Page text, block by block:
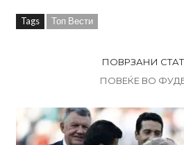
Tags Топ Вести
ПОВРЗАНИ
ПОВЕЌЕ ВО